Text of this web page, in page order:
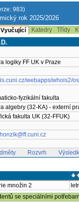
983)
rok 2025/2026
Vyučující Katedry Třídy
logiky FF UK v Praze
is.cuni.cz/webapps/whois2/
fyzikální fakulta
algebry (32-KA) - externí
fakulta UK (32-FFUK)
Rozvrh
množin 2
se speciálními